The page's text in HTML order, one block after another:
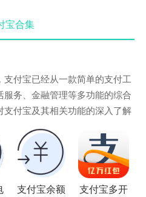
获取用户的真实支付信息，
各版本，满足不同用户的需
词等，增加用户的使用乐
宝合集
付宝已经从一款简单的支付工
务、金融管理等多功能的综合
付宝及其相关功能的深入了解
付宝合集软件专题”，旨在为用
应用的详细介绍
支付宝余额 支付宝多开